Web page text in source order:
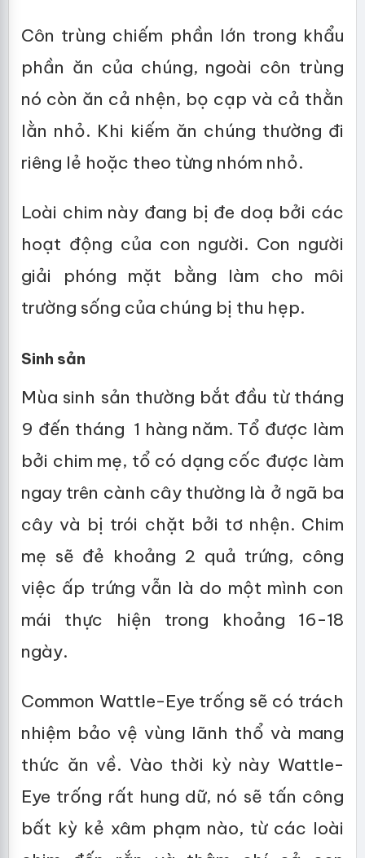
Côn trùng chiếm phần lớn trong khẩu
phần ăn của chúng, ngoài côn trùng
nó còn ăn cả nhện, bọ cạp và cả thằn
lằn nhỏ. Khi kiếm ăn chúng thường đi
riêng lẻ hoặc theo từng nhóm nhỏ.
Loài chim này đang bị đe doạ bởi các
hoạt động của con người. Con người
giải phóng mặt bằng làm cho môi
trường sống của chúng bị thu hẹp.
Sinh sản
Mùa sinh sản thường bắt đầu từ tháng
9 đến tháng 1 hàng năm. Tổ được làm
bởi chim mẹ, tổ có dạng cốc được làm
ngay trên cành cây thường là ở ngã ba
cây và bị trói chặt bởi tơ nhện. Chim
mẹ sẽ đẻ khoảng 2 quả trứng, công
việc ấp trứng vẫn là do một mình con
mái thực hiện trong khoảng 16-18
ngày.
Common Wattle-Eye trống sẽ có trách
nhiệm bảo vệ vùng lãnh thổ và mang
thức ăn về. Vào thời kỳ này Wattle-
Eye trống rất hung dữ, nó sẽ tấn công
bất kỳ kẻ xâm phạm nào, từ các loài